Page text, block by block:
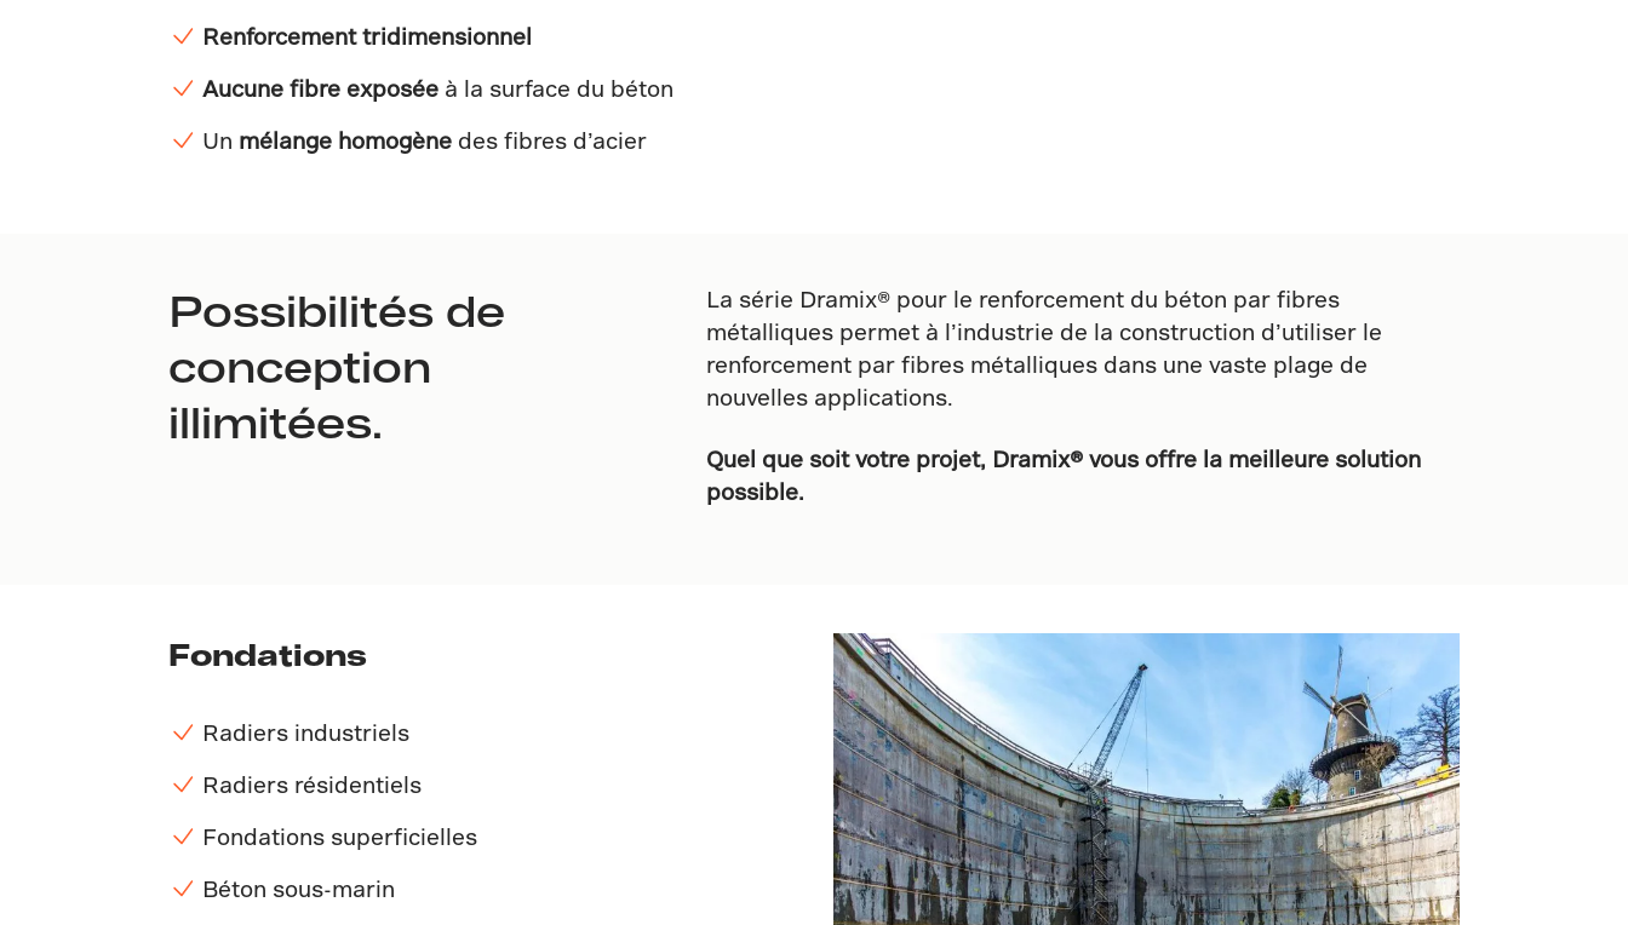
Renforcement tridimensionnel
Aucune fibre exposéeà la surface du béton
Un mélange homogènedes fibres d’acier
Possibilités de
conception
illimitées.
La série Dramix® pour le renforcement du béton par fibres
métalliques permet à l’industrie de la construction d’utiliser le
renforcement par fibres métalliques dans une vaste plage de
nouvelles applications.
Quel que soit votre projet, Dramix® vous offre la meilleure solution
possible.
Fondations
Radiers industriels
Radiers résidentiels
Fondations superficielles
Béton sous-marin